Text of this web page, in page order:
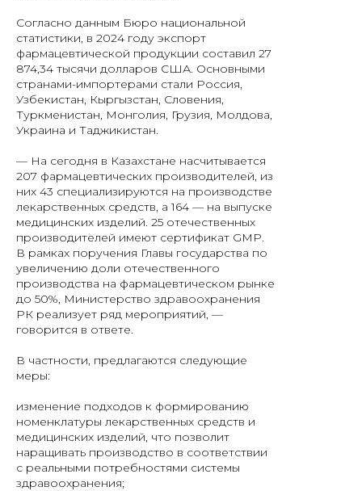
Согласно данным Бюро национальной
статистики, в 2024 году экспорт
фармацевтической продукции составил 27
874,34 тысячи долларов США. Основными
странами-импортерами стали Россия,
Узбекистан, Кыргызстан, Словения,
Туркменистан, Монголия, Грузия, Молдова,
Украина и Таджикистан.
— На сегодня в Казахстане насчитывается
207 фармацевтических производителей, из
них 43 специализируются на производстве
лекарственных средств, а 164 — на выпуске
медицинских изделий. 25 отечественных
производителей имеют сертификат GMP.
В рамках поручения Главы государства по
увеличению доли отечественного
производства на фармацевтическом рынке
до 50%, Министерство здравоохранения
РК реализует ряд мероприятий, —
говорится в ответе.
В частности, предлагаются следующие
меры:
изменение подходов к формированию
номенклатуры лекарственных средств и
медицинских изделий, что позволит
наращивать производство в соответствии
с реальными потребностями системы
здравоохранения;